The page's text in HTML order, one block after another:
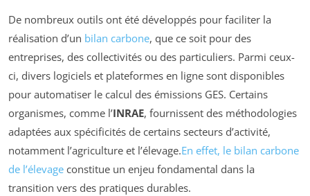
De nombreux outils ont été développés pour faciliter la
réalisation d’un bilan carbone, que ce soit pour des
entreprises, des collectivités ou des particuliers. Parmi ceux-
ci, divers logiciels et plateformes en ligne sont disponibles
pour automatiser le calcul des émissions GES. Certains
organismes, comme l’INRAE, fournissent des méthodologies
adaptées aux spécificités de certains secteurs d’activité,
notamment l’agriculture et l’élevage.En effet, le bilan carbone
de l’élevage constitue un enjeu fondamental dans la
transition vers des pratiques durables.